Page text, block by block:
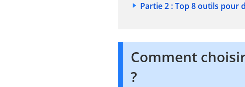
Partie 2 : Top 8 outils pour
Comment
?